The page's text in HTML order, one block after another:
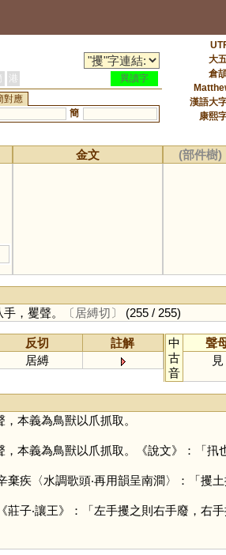
港
異讀字
對應
簡
大
倉
漢語大
康熙
金文 (部件樹)
，矍聲。 〔居縛切〕 (255 / 255)
反切
註解
居縛
中
古
音
聲
見
，本義為鳥獸以爪抓取。
，本義為鳥獸以爪抓取。《說文》：「扟
棄疾〈水調歌頭‧再用韻呈南澗〉：「攫
莊子‧讓王》：「左手攫之則右手廢，右手